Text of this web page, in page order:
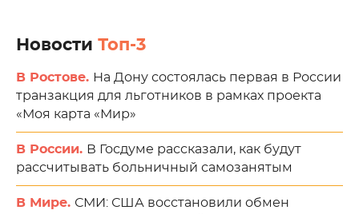
Новости Топ-3
В Ростове. На Дону состоялась первая в России
транзакция для льготников в рамках проекта
«Моя карта «Мир»
В России. В Госдуме рассказали, как будут
рассчитывать больничный самозанятым
В Мире. СМИ: США восстановили обмен